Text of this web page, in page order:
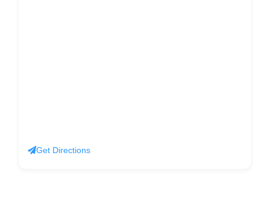
Get Directions